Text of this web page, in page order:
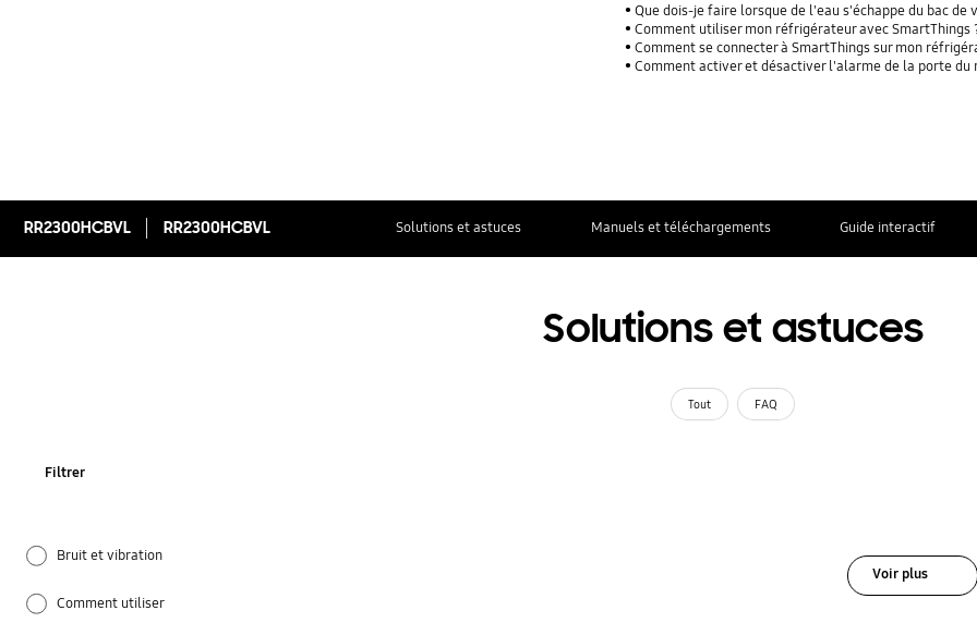
Que dois-je faire lorsque de l'eau s'échappe du bac de
Comment utiliser mon réfrigérateur avec SmartThings
Comment se connecter à SmartThings sur mon
Comment activer et désactiver l'alarme de la porte du
RR2300HCBVL RR2300HCBVL Solutions et astuces Manuels et téléchargements Guide interactif
Solutions et astuces
Tout FAQ
Filtrer
Bruit et vibration
Comment utiliser
Voir plus